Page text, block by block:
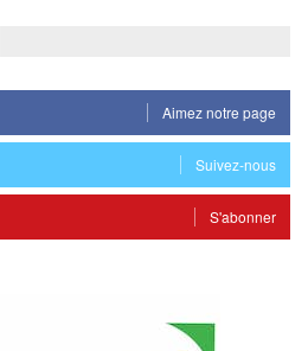
Aimez notre page
Suivez-nous
S'abonner